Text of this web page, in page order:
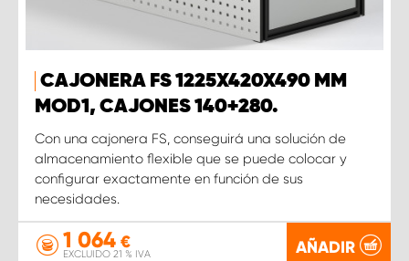
CAJONERA FS 1225X420X490 MM
MOD1, CAJONES 140+280.
Con una cajonera FS, conseguirá una solución de
almacenamiento flexible que se puede colocar y
configurar exactamente en función de sus
necesidades.
1 064 €
EXCLUIDO 21 % IVA AÑADIR